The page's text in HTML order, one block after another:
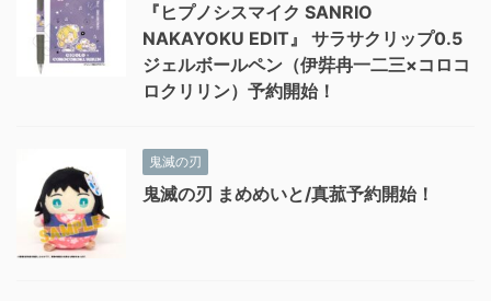
『ヒプノシスマイク SANRIO
NAKAYOKU EDIT』 サラサクリップ0.5
ジェルボールペン（伊弉冉一二三×コロコ
ロクリリン）予約開始！
鬼滅の刃
鬼滅の刃 まめめいと/真菰予約開始！